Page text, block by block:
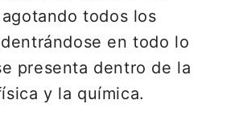
todos los
en todo lo
presenta dentro de la
y la química.